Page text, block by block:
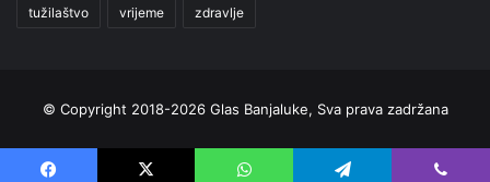
tužilaštvo vrijeme zdravlje
© Copyright 2018-2026 Glas Banjaluke, Sva prava zadržana